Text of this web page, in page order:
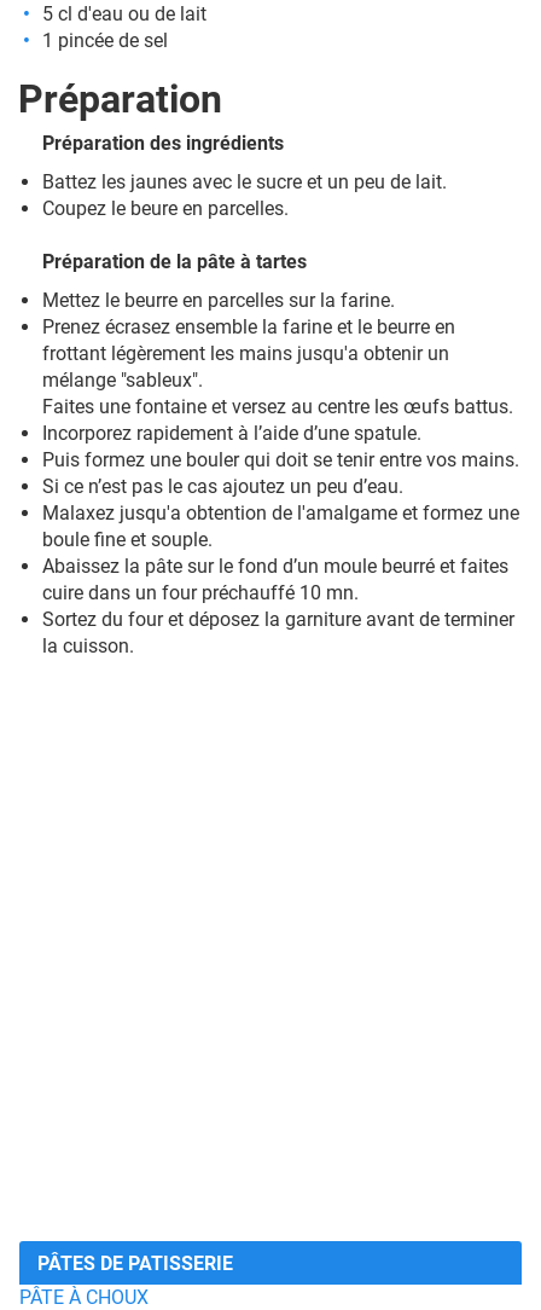
5 cl d'eau ou de lait
1 pincée de sel
Préparation
Préparation des ingrédients
Battez les jaunes avec le sucre et un peu de lait.
Coupez le beure en parcelles.
Préparation de la pâte à tartes
Mettez le beurre en parcelles sur la farine.
Prenez écrasez ensemble la farine et le beurre en
frottant légèrement les mains jusqu'a obtenir un
mélange "sableux".
Faites une fontaine et versez au centre les œufs battus.
Incorporez rapidement à l’aide d’une spatule.
Puis formez une bouler qui doit se tenir entre vos mains.
Si ce n’est pas le cas ajoutez un peu d’eau.
Malaxez jusqu'a obtention de l'amalgame et formez une
boule fine et souple.
Abaissez la pâte sur le fond d’un moule beurré et faites
cuire dans un four préchauffé 10 mn.
Sortez du four et déposez la garniture avant de terminer
la cuisson.
PÂTES DE PATISSERIE
PÂTE À CHOUX